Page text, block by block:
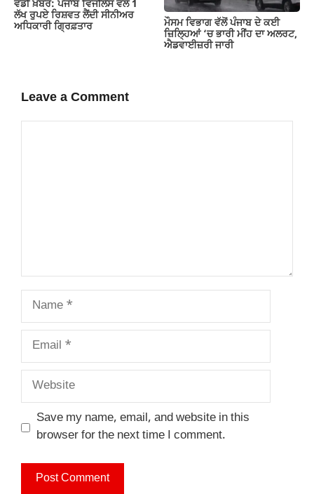
ਵੱਡੀ ਖ਼ਬਰ: ਪੰਜਾਬ ਵਿਜੀਲੈਂਸ ਵੱਲੋਂ 1
ਲੱਖ ਰੁਪਏ ਰਿਸ਼ਵਤ ਲੈਂਦੀ ਸੀਨੀਅਰ
ਅਧਿਕਾਰੀ ਗ੍ਰਿਫ਼ਤਾਰ
ਮੌਸਮ ਵਿਭਾਗ ਵੱਲੋਂ ਪੰਜਾਬ ਦੇ ਕਈ
ਜ਼‍ਿਲ੍ਹਿਆਂ ‘ਚ ਭਾਰੀ ਮੀਂਹ ਦਾ ਅਲਰਟ,
ਐਡਵਾਈਜ਼ਰੀ ਜਾਰੀ
Leave a Comment
Name
Email
Website
Save my name, email, and website in this
browser for the next time I comment.